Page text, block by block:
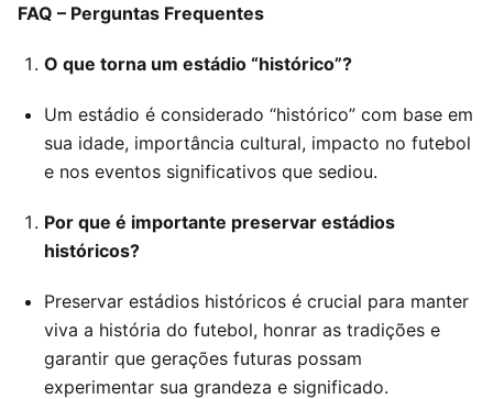
FAQ – Perguntas Frequentes
O que torna um estádio “histórico”?
Um estádio é considerado “histórico” com base em
sua idade, importância cultural, impacto no futebol
e nos eventos significativos que sediou.
Por que é importante preservar estádios
históricos?
Preservar estádios históricos é crucial para manter
viva a história do futebol, honrar as tradições e
garantir que gerações futuras possam
experimentar sua grandeza e significado.